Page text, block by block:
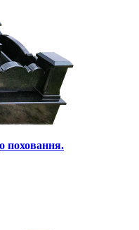
поховання.